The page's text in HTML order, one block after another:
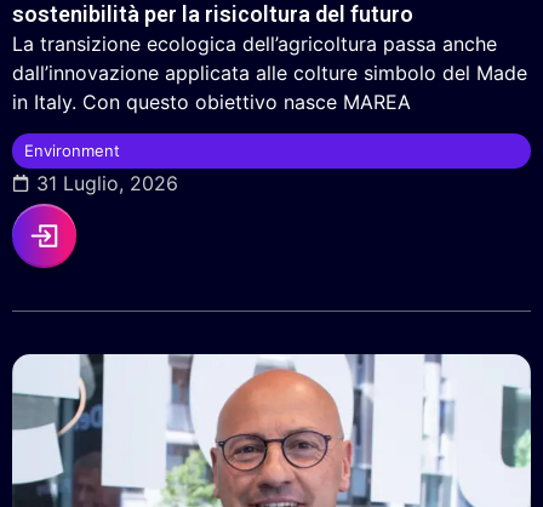
sostenibilità per la risicoltura del futuro
La transizione ecologica dell’agricoltura passa anche
dall’innovazione applicata alle colture simbolo del Made
in Italy. Con questo obiettivo nasce MAREA
Environment
31 Luglio, 2026